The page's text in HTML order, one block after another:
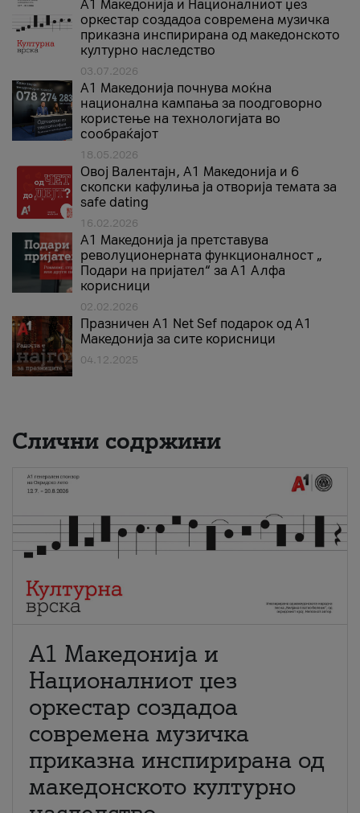
А1 Македонија и Националниот џез
оркестар создадоа современа музичка
приказна инспирирана од македонското
културно наследство
03.07.2026
A1 Македонија почнува моќна
национална кампања за поодговорно
користење на технологијата во
сообраќајот
18.05.2026
Овој Валентајн, A1 Македонија и 6
скопски кафулиња ја отворија темата за
safe dating
16.02.2026
А1 Македонија ја претставува
револуционерната функционалност „
Подари на пријател“ за А1 Алфа
корисници
02.02.2026
Празничен A1 Net Sеf подарок од А1
Македонија за сите корисници
04.12.2025
Слични содржини
А1 Македонија и
Националниот џез
оркестар создадоа
современа музичка
приказна инспирирана од
македонското културно